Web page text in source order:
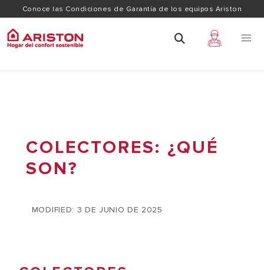
Conoce las Condiciones de Garantía de los equipos Ariston
COLECTORES: ¿QUÉ
SON?
MODIFIED: 3 DE JUNIO DE 2025